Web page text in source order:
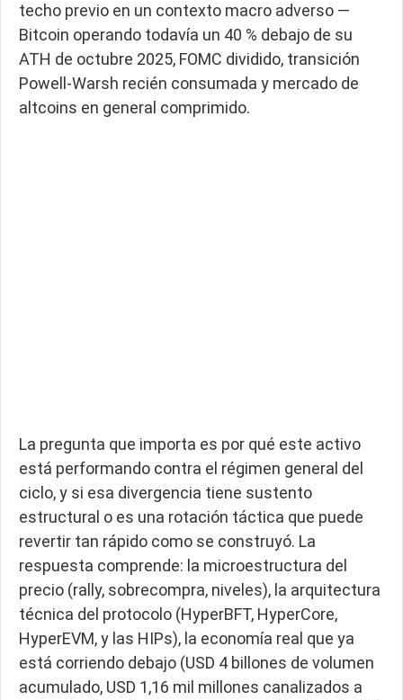
techo previo en un contexto macro adverso —
Bitcoin operando todavía un 40 % debajo de su
ATH de octubre 2025, FOMC dividido, transición
Powell-Warsh recién consumada y mercado de
altcoins en general comprimido.
La pregunta que importa es por qué este activo
está performando contra el régimen general del
ciclo, y si esa divergencia tiene sustento
estructural o es una rotación táctica que puede
revertir tan rápido como se construyó. La
respuesta comprende: la microestructura del
precio (rally, sobrecompra, niveles), la arquitectura
técnica del protocolo (HyperBFT, HyperCore,
HyperEVM, y las HIPs), la economía real que ya
está corriendo debajo (USD 4 billones de volumen
acumulado, USD 1,16 mil millones canalizados a